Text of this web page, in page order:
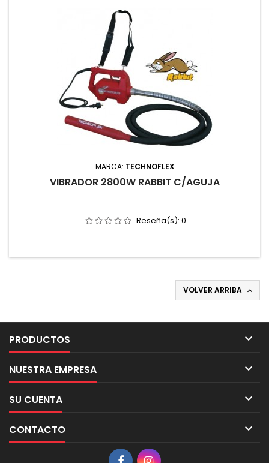
MARCA: TECHNOFLEX
VIBRADOR 2800W RABBIT C/AGUJA
Reseña(s): 0
VOLVER ARRIBA 
PRODUCTOS 
NUESTRA EMPRESA 
SU CUENTA 
CONTACTO 